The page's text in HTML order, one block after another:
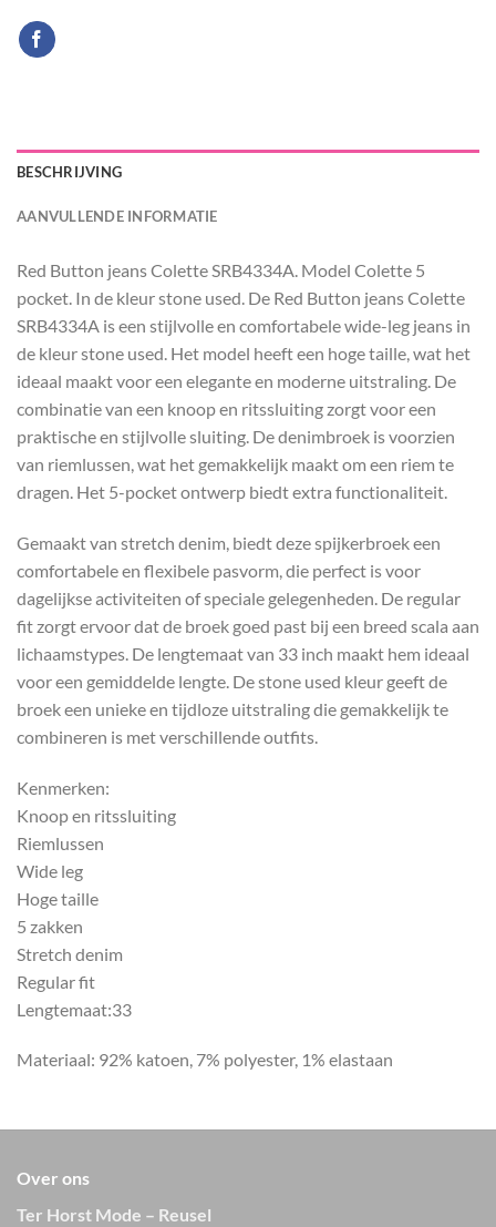
BESCHRIJVING
AANVULLENDE INFORMATIE
Red Button jeans Colette SRB4334A. Model Colette 5
pocket. In de kleur stone used. De Red Button jeans Colette
SRB4334A is een stijlvolle en comfortabele wide-leg jeans in
de kleur stone used. Het model heeft een hoge taille, wat het
ideaal maakt voor een elegante en moderne uitstraling. De
combinatie van een knoop en ritssluiting zorgt voor een
praktische en stijlvolle sluiting. De denimbroek is voorzien
van riemlussen, wat het gemakkelijk maakt om een riem te
dragen. Het 5-pocket ontwerp biedt extra functionaliteit.
Gemaakt van stretch denim, biedt deze spijkerbroek een
comfortabele en flexibele pasvorm, die perfect is voor
dagelijkse activiteiten of speciale gelegenheden. De regular
fit zorgt ervoor dat de broek goed past bij een breed scala aan
lichaamstypes. De lengtemaat van 33 inch maakt hem ideaal
voor een gemiddelde lengte. De stone used kleur geeft de
broek een unieke en tijdloze uitstraling die gemakkelijk te
combineren is met verschillende outfits.
Kenmerken:
Knoop en ritssluiting
Riemlussen
Wide leg
Hoge taille
5 zakken
Stretch denim
Regular fit
Lengtemaat:33
Materiaal: 92% katoen, 7% polyester, 1% elastaan
Over ons
Ter Horst Mode – Reusel